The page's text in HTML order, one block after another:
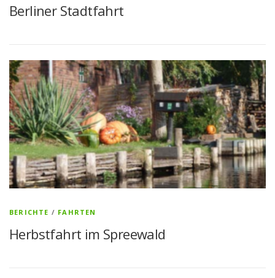
Berliner Stadtfahrt
BERICHTE / FAHRTEN
Herbstfahrt im Spreewald